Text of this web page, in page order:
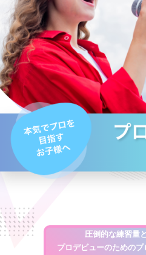
圧倒的な練習量
プロデビューのための